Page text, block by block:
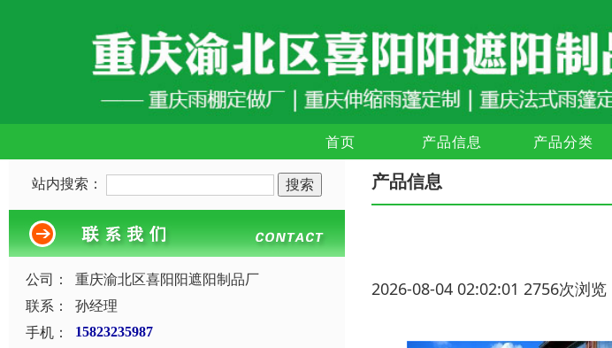
首页 产品信息 产品分类
站内搜索：
公司：
重庆渝北区喜阳阳遮阳制品厂
联系：
孙经理
手机：
15823235987
产品信息
2026-08-04 02:02:01 2756次浏览